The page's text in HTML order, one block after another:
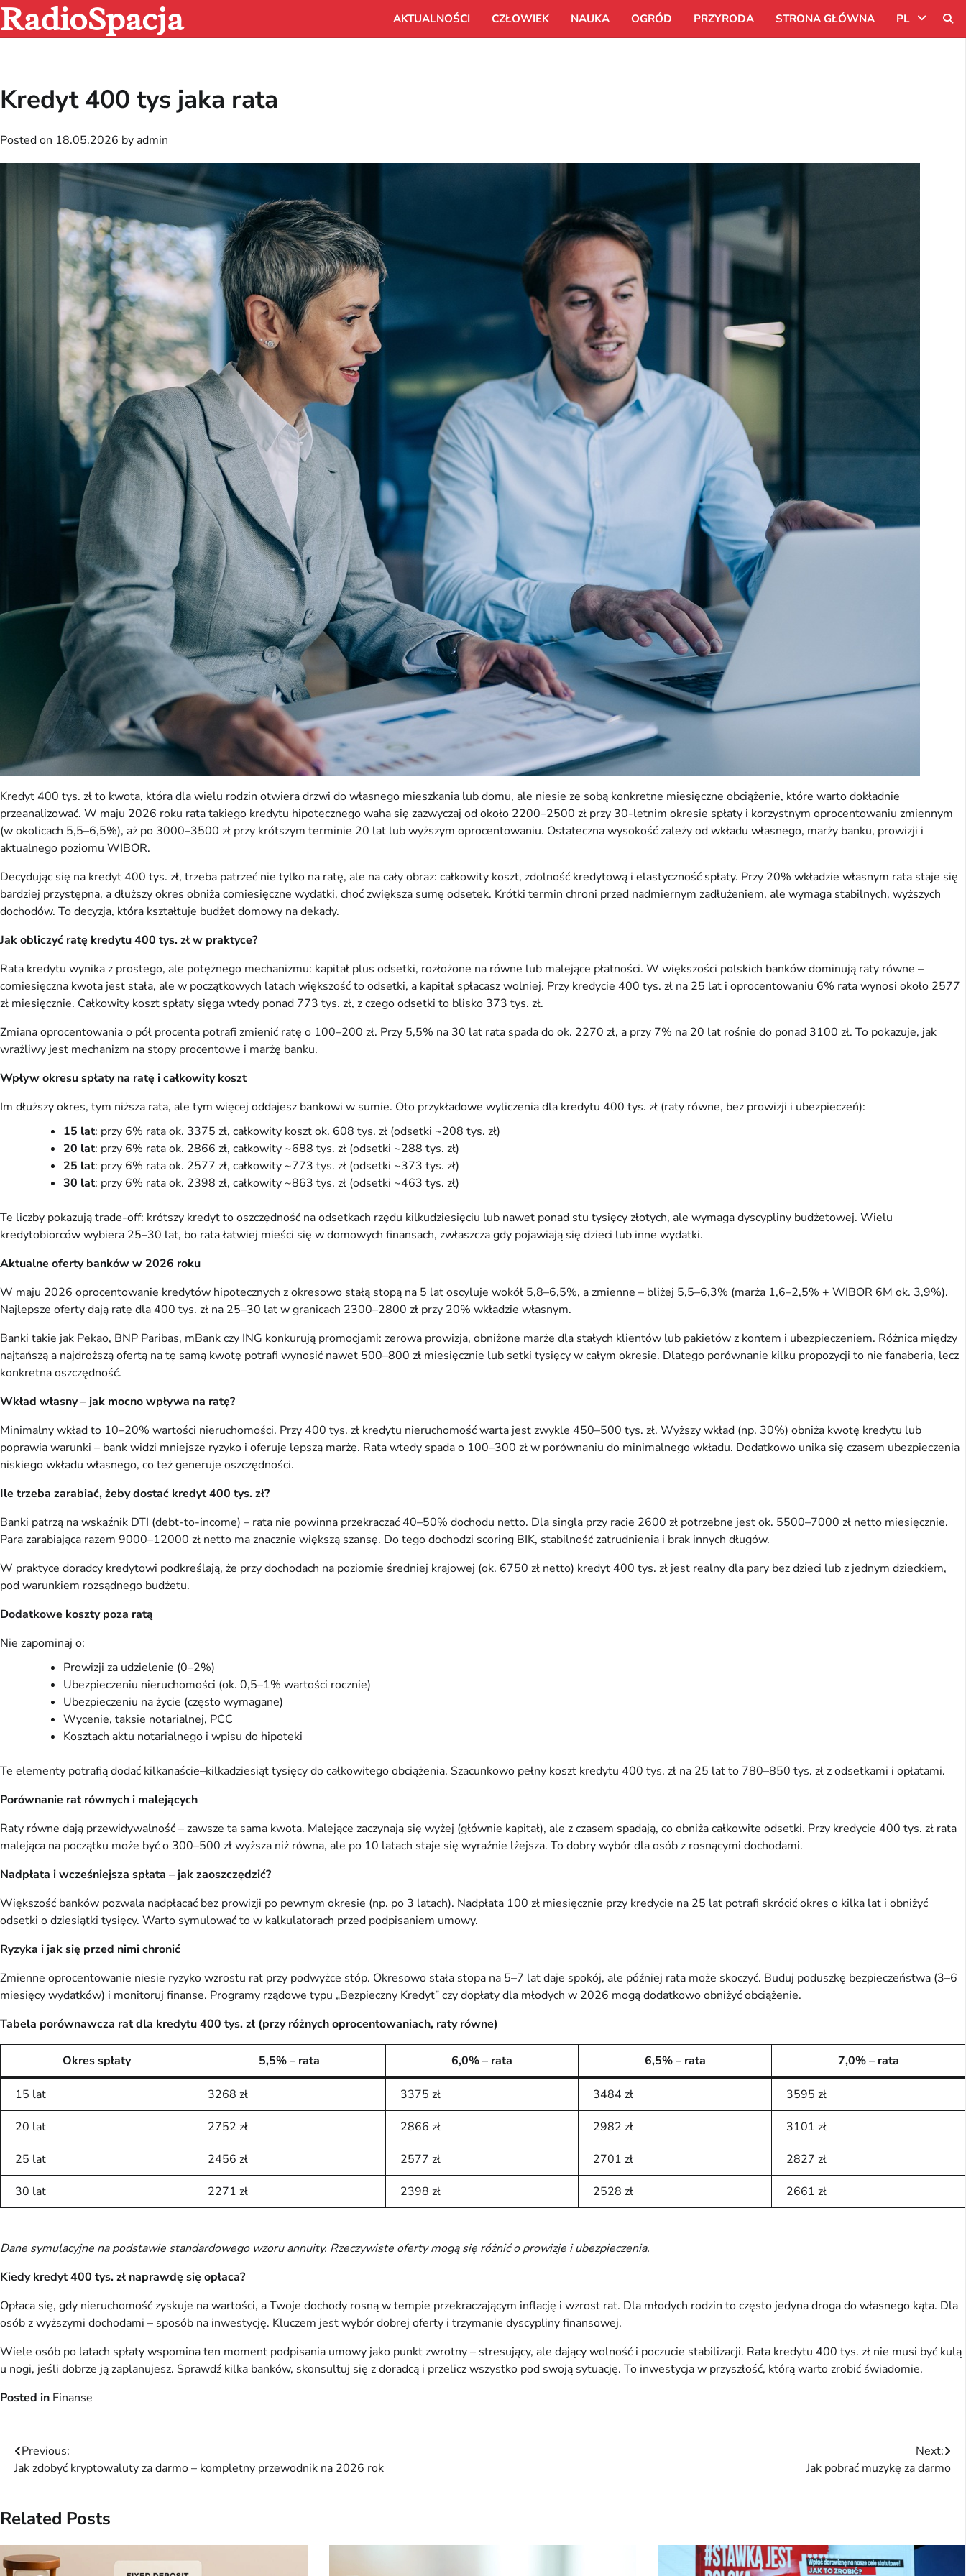
Skip
to
content
RadioSpacja AKTUALNOŚCI CZŁOWIEK NAUKA OGRÓD PRZYRODA STRONA GŁÓWNA PL
Kredyt 400 tys jaka rata
Posted on 18.05.2026 by admin
Kredyt 400 tys. zł to kwota, która dla wielu rodzin otwiera drzwi do własnego mieszkania lub domu, ale niesie ze sobą konkretne miesięczne obciążenie, które warto dokładnie
przeanalizować. W maju 2026 roku rata takiego kredytu hipotecznego waha się zazwyczaj od około 2200–2500 zł przy 30-letnim okresie spłaty i korzystnym oprocentowaniu zmiennym
(w okolicach 5,5–6,5%), aż po 3000–3500 zł przy krótszym terminie 20 lat lub wyższym oprocentowaniu. Ostateczna wysokość zależy od wkładu własnego, marży banku, prowizji i
aktualnego poziomu WIBOR.
Decydując się na kredyt 400 tys. zł, trzeba patrzeć nie tylko na ratę, ale na cały obraz: całkowity koszt, zdolność kredytową i elastyczność spłaty. Przy 20% wkładzie własnym rata staje się
bardziej przystępna, a dłuższy okres obniża comiesięczne wydatki, choć zwiększa sumę odsetek. Krótki termin chroni przed nadmiernym zadłużeniem, ale wymaga stabilnych, wyższych
dochodów. To decyzja, która kształtuje budżet domowy na dekady.
Jak obliczyć ratę kredytu 400 tys. zł w praktyce?
Rata kredytu wynika z prostego, ale potężnego mechanizmu: kapitał plus odsetki, rozłożone na równe lub malejące płatności. W większości polskich banków dominują raty równe –
comiesięczna kwota jest stała, ale w początkowych latach większość to odsetki, a kapitał spłacasz wolniej. Przy kredycie 400 tys. zł na 25 lat i oprocentowaniu 6% rata wynosi około 2577
zł miesięcznie. Całkowity koszt spłaty sięga wtedy ponad 773 tys. zł, z czego odsetki to blisko 373 tys. zł.
Zmiana oprocentowania o pół procenta potrafi zmienić ratę o 100–200 zł. Przy 5,5% na 30 lat rata spada do ok. 2270 zł, a przy 7% na 20 lat rośnie do ponad 3100 zł. To pokazuje, jak
wrażliwy jest mechanizm na stopy procentowe i marżę banku.
Wpływ okresu spłaty na ratę i całkowity koszt
Im dłuższy okres, tym niższa rata, ale tym więcej oddajesz bankowi w sumie. Oto przykładowe wyliczenia dla kredytu 400 tys. zł (raty równe, bez prowizji i ubezpieczeń):
15 lat: przy 6% rata ok. 3375 zł, całkowity koszt ok. 608 tys. zł (odsetki ~208 tys. zł)
20 lat: przy 6% rata ok. 2866 zł, całkowity ~688 tys. zł (odsetki ~288 tys. zł)
25 lat: przy 6% rata ok. 2577 zł, całkowity ~773 tys. zł (odsetki ~373 tys. zł)
30 lat: przy 6% rata ok. 2398 zł, całkowity ~863 tys. zł (odsetki ~463 tys. zł)
Te liczby pokazują trade-off: krótszy kredyt to oszczędność na odsetkach rzędu kilkudziesięciu lub nawet ponad stu tysięcy złotych, ale wymaga dyscypliny budżetowej. Wielu
kredytobiorców wybiera 25–30 lat, bo rata łatwiej mieści się w domowych finansach, zwłaszcza gdy pojawiają się dzieci lub inne wydatki.
Aktualne oferty banków w 2026 roku
W maju 2026 oprocentowanie kredytów hipotecznych z okresowo stałą stopą na 5 lat oscyluje wokół 5,8–6,5%, a zmienne – bliżej 5,5–6,3% (marża 1,6–2,5% + WIBOR 6M ok. 3,9%).
Najlepsze oferty dają ratę dla 400 tys. zł na 25–30 lat w granicach 2300–2800 zł przy 20% wkładzie własnym.
Banki takie jak Pekao, BNP Paribas, mBank czy ING konkurują promocjami: zerowa prowizja, obniżone marże dla stałych klientów lub pakietów z kontem i ubezpieczeniem. Różnica między
najtańszą a najdroższą ofertą na tę samą kwotę potrafi wynosić nawet 500–800 zł miesięcznie lub setki tysięcy w całym okresie. Dlatego porównanie kilku propozycji to nie fanaberia, lecz
konkretna oszczędność.
Wkład własny – jak mocno wpływa na ratę?
Minimalny wkład to 10–20% wartości nieruchomości. Przy 400 tys. zł kredytu nieruchomość warta jest zwykle 450–500 tys. zł. Wyższy wkład (np. 30%) obniża kwotę kredytu lub
poprawia warunki – bank widzi mniejsze ryzyko i oferuje lepszą marżę. Rata wtedy spada o 100–300 zł w porównaniu do minimalnego wkładu. Dodatkowo unika się czasem ubezpieczenia
niskiego wkładu własnego, co też generuje oszczędności.
Ile trzeba zarabiać, żeby dostać kredyt 400 tys. zł?
Banki patrzą na wskaźnik DTI (debt-to-income) – rata nie powinna przekraczać 40–50% dochodu netto. Dla singla przy racie 2600 zł potrzebne jest ok. 5500–7000 zł netto miesięcznie.
Para zarabiająca razem 9000–12000 zł netto ma znacznie większą szansę. Do tego dochodzi scoring BIK, stabilność zatrudnienia i brak innych długów.
W praktyce doradcy kredytowi podkreślają, że przy dochodach na poziomie średniej krajowej (ok. 6750 zł netto) kredyt 400 tys. zł jest realny dla pary bez dzieci lub z jednym dzieckiem,
pod warunkiem rozsądnego budżetu.
Dodatkowe koszty poza ratą
Nie zapominaj o:
Prowizji za udzielenie (0–2%)
Ubezpieczeniu nieruchomości (ok. 0,5–1% wartości rocznie)
Ubezpieczeniu na życie (często wymagane)
Wycenie, taksie notarialnej, PCC
Kosztach aktu notarialnego i wpisu do hipoteki
Te elementy potrafią dodać kilkanaście–kilkadziesiąt tysięcy do całkowitego obciążenia. Szacunkowo pełny koszt kredytu 400 tys. zł na 25 lat to 780–850 tys. zł z odsetkami i opłatami.
Porównanie rat równych i malejących
Raty równe dają przewidywalność – zawsze ta sama kwota. Malejące zaczynają się wyżej (głównie kapitał), ale z czasem spadają, co obniża całkowite odsetki. Przy kredycie 400 tys. zł rata
malejąca na początku może być o 300–500 zł wyższa niż równa, ale po 10 latach staje się wyraźnie lżejsza. To dobry wybór dla osób z rosnącymi dochodami.
Nadpłata i wcześniejsza spłata – jak zaoszczędzić?
Większość banków pozwala nadpłacać bez prowizji po pewnym okresie (np. po 3 latach). Nadpłata 100 zł miesięcznie przy kredycie na 25 lat potrafi skrócić okres o kilka lat i obniżyć
odsetki o dziesiątki tysięcy. Warto symulować to w kalkulatorach przed podpisaniem umowy.
Ryzyka i jak się przed nimi chronić
Zmienne oprocentowanie niesie ryzyko wzrostu rat przy podwyżce stóp. Okresowo stała stopa na 5–7 lat daje spokój, ale później rata może skoczyć. Buduj poduszkę bezpieczeństwa (3–6
miesięcy wydatków) i monitoruj finanse. Programy rządowe typu „Bezpieczny Kredyt” czy dopłaty dla młodych w 2026 mogą dodatkowo obniżyć obciążenie.
Tabela porównawcza rat dla kredytu 400 tys. zł (przy różnych oprocentowaniach, raty równe)
Okres spłaty 5,5% – rata 6,0% – rata 6,5% – rata 7,0% – rata
15 lat 3268 zł 3375 zł 3484 zł 3595 zł
20 lat 2752 zł 2866 zł 2982 zł 3101 zł
25 lat 2456 zł 2577 zł 2701 zł 2827 zł
30 lat 2271 zł 2398 zł 2528 zł 2661 zł
Dane symulacyjne na podstawie standardowego wzoru annuity. Rzeczywiste oferty mogą się różnić o prowizje i ubezpieczenia.
Kiedy kredyt 400 tys. zł naprawdę się opłaca?
Opłaca się, gdy nieruchomość zyskuje na wartości, a Twoje dochody rosną w tempie przekraczającym inflację i wzrost rat. Dla młodych rodzin to często jedyna droga do własnego kąta. Dla
osób z wyższymi dochodami – sposób na inwestycję. Kluczem jest wybór dobrej oferty i trzymanie dyscypliny finansowej.
Wiele osób po latach spłaty wspomina ten moment podpisania umowy jako punkt zwrotny – stresujący, ale dający wolność i poczucie stabilizacji. Rata kredytu 400 tys. zł nie musi być kulą
u nogi, jeśli dobrze ją zaplanujesz. Sprawdź kilka banków, skonsultuj się z doradcą i przelicz wszystko pod swoją sytuację. To inwestycja w przyszłość, którą warto zrobić świadomie.
Posted in Finanse
Nawigacja
wpisu
Previous:
Jak zdobyć kryptowaluty za darmo – kompletny przewodnik na 2026 rok
Next:
Jak pobrać muzykę za darmo
Related Posts